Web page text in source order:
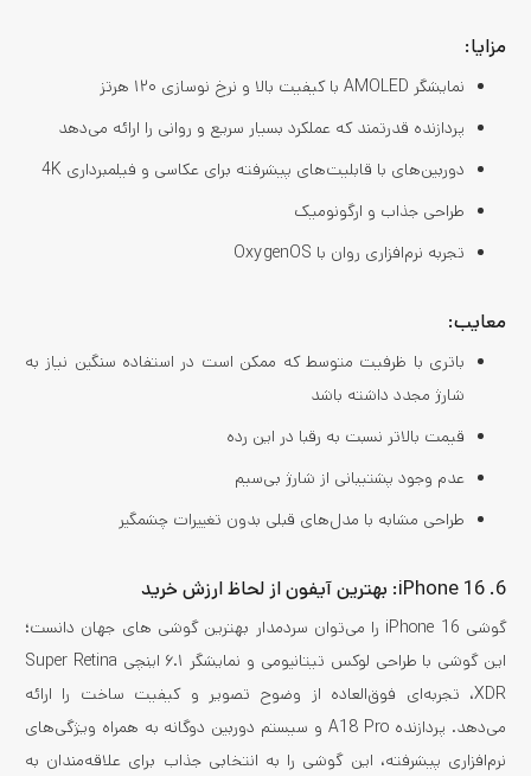
مزایا:
نمایشگر AMOLED با کیفیت بالا و نرخ نوسازی ۱۲۰ هرتز
پردازنده قدرتمند که عملکرد بسیار سریع و روانی را ارائه می‌دهد
دوربین‌های با قابلیت‌های پیشرفته برای عکاسی و فیلمبرداری 4K
طراحی جذاب و ارگونومیک
تجربه نرم‌افزاری روان با OxygenOS
معایب:
باتری با ظرفیت متوسط که ممکن است در استفاده سنگین نیاز به
شارژ مجدد داشته باشد
قیمت بالاتر نسبت به رقبا در این رده
عدم وجود پشتیبانی از شارژ بی‌سیم
طراحی مشابه با مدل‌های قبلی بدون تغییرات چشمگیر
6. iPhone 16: بهترین آیفون از لحاظ ارزش خرید
گوشی iPhone 16 را می‌توان سردمدار بهترین گوشی های جهان دانست؛
این گوشی با طراحی لوکس تیتانیومی و نمایشگر ۶.۱ اینچی Super Retina
XDR، تجربه‌ای فوق‌العاده از وضوح تصویر و کیفیت ساخت را ارائه
می‌دهد. پردازنده A18 Pro و سیستم دوربین دوگانه به همراه ویژگی‌های
نرم‌افزاری پیشرفته، این گوشی را به انتخابی جذاب برای علاقه‌مندان به